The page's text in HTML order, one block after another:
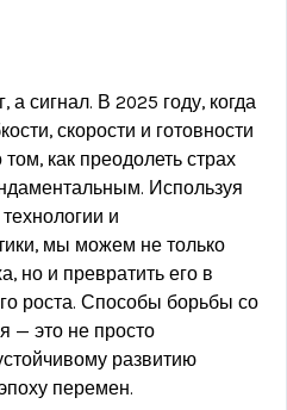
а сигнал. В 2025 году, когда
скорости и готовности
как преодолеть страх
Используя
и
мы можем не только
но и превратить его в
роста. Способы борьбы со
— это не просто
развитию
перемен.